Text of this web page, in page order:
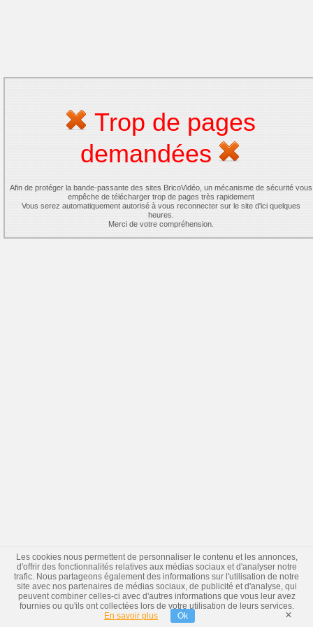
Trop de pages
demandées
Afin de protéger la bande-passante des sites BricoVidéo, un mécanisme de sécurité vous
empêche de télécharger trop de pages très rapidement
Vous serez automatiquement autorisé à vous reconnecter sur le site d'ici quelques
heures.
Merci de votre compréhension.
Les cookies nous permettent de personnaliser le contenu et les annonces,
d'offrir des fonctionnalités relatives aux médias sociaux et d'analyser notre
trafic. Nous partageons également des informations sur l'utilisation de notre
site avec nos partenaires de médias sociaux, de publicité et d'analyse, qui
peuvent combiner celles-ci avec d'autres informations que vous leur avez
fournies ou qu'ils ont collectées lors de votre utilisation de leurs services.
En savoir plus
Ok ×